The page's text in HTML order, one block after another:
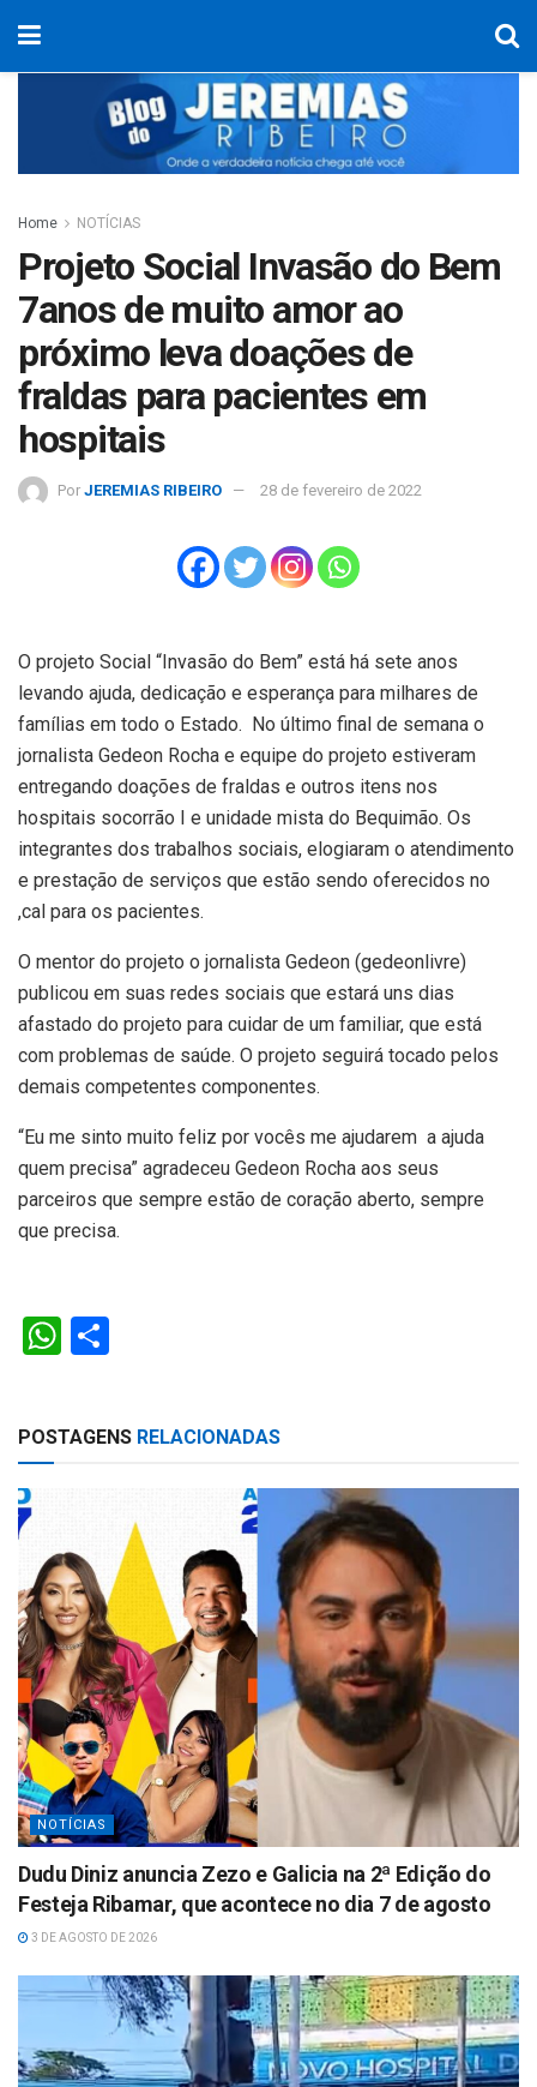
Home NOTÍCIAS
Projeto Social Invasão do Bem
7anos de muito amor ao
próximo leva doações de
fraldas para pacientes em
hospitais
Por JEREMIAS RIBEIRO 28 de fevereiro de 2022
O projeto Social “Invasão do Bem” está há sete anos
levando ajuda, dedicação e esperança para milhares de
famílias em todo o Estado. No último final de semana o
jornalista Gedeon Rocha e equipe do projeto estiveram
entregando doações de fraldas e outros itens nos
hospitais socorrão I e unidade mista do Bequimão. Os
integrantes dos trabalhos sociais, elogiaram o atendimento
e prestação de serviços que estão sendo oferecidos no
,cal para os pacientes.
O mentor do projeto o jornalista Gedeon (gedeonlivre)
publicou em suas redes sociais que estará uns dias
afastado do projeto para cuidar de um familiar, que está
com problemas de saúde. O projeto seguirá tocado pelos
demais competentes componentes.
“Eu me sinto muito feliz por vocês me ajudarem a ajuda
quem precisa” agradeceu Gedeon Rocha aos seus
parceiros que sempre estão de coração aberto, sempre
que precisa.
W
s
p
e
POSTAGENS RELACIONADAS
NOTÍCIAS
Dudu Diniz anuncia Zezo e Galicia na 2ª Edição do
Festeja Ribamar, que acontece no dia 7 de agosto
3 DE AGOSTO DE 2026